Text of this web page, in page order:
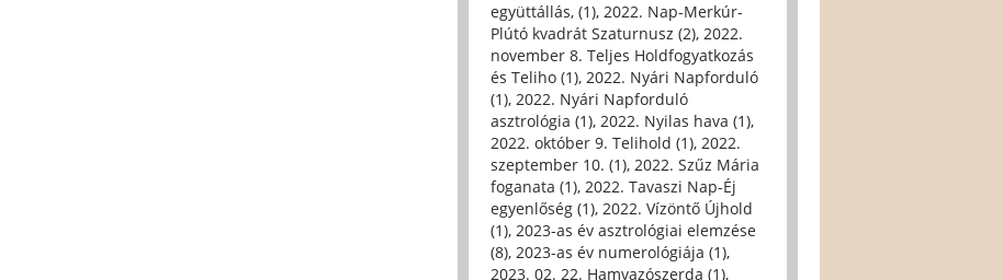
együttállás, (1), 2022. Nap-Merkúr-
Plútó kvadrát Szaturnusz (2), 2022.
november 8. Teljes Holdfogyatkozás
és Teliho (1), 2022. Nyári Napforduló
(1), 2022. Nyári Napforduló
asztrológia (1), 2022. Nyilas hava (1),
2022. október 9. Telihold (1), 2022.
szeptember 10. (1), 2022. Szűz Mária
foganata (1), 2022. Tavaszi Nap-Éj
egyenlőség (1), 2022. Vízöntő Újhold
(1), 2023-as év asztrológiai elemzése
(8), 2023-as év numerológiája (1),
2023. 02. 22. Hamvazószerda (1),